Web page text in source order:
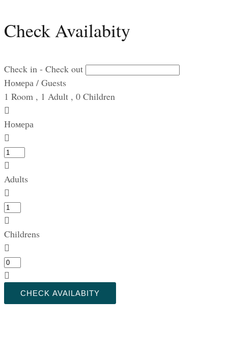
Check Availabity
Check in - Check out
Номера / Guests
1 Room , 1 Adult , 0 Children
Номера
Adults
Childrens
CHECK AVAILABITY